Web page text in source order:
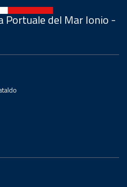
Portuale del Mar Ionio -